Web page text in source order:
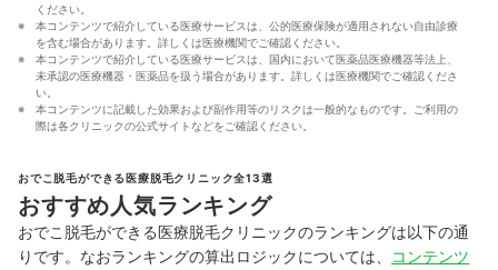
ください。
本コンテンツで紹介している医療サービスは、公的医療保険が適用されない自由診療
を含む場合があります。詳しくは医療機関でご確認ください。
本コンテンツで紹介している医療サービスは、国内において医薬品医療機器等法上、
未承認の医療機器・医薬品を扱う場合があります。詳しくは医療機関でご確認くださ
い。
本コンテンツに記載した効果および副作用等のリスクは一般的なものです。ご利用の
際は各クリニックの公式サイトなどをご確認ください。
おでこ脱毛ができる医療脱毛クリニック全13選
おすすめ人気ランキング
おでこ脱毛ができる医療脱毛クリニックのランキングは以下の通
りです。なおランキングの算出ロジックについては、
コンテンツ